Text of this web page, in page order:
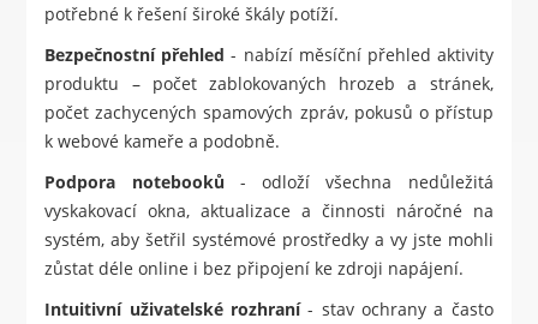
potřebné k řešení široké škály potíží.
Bezpečnostní přehled - nabízí měsíční přehled aktivity
produktu – počet zablokovaných hrozeb a stránek,
počet zachycených spamových zpráv, pokusů o přístup
k webové kameře a podobně.
Podpora notebooků - odloží všechna nedůležitá
vyskakovací okna, aktualizace a činnosti náročné na
systém, aby šetřil systémové prostředky a vy jste mohli
zůstat déle online i bez připojení ke zdroji napájení.
Intuitivní uživatelské rozhraní- stav ochrany a často